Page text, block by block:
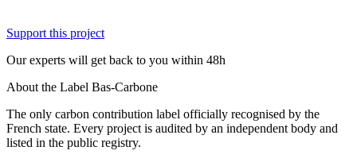
Support this project
Our experts will get back to you within 48h
About the Label Bas-Carbone
The only carbon contribution label officially recognised by the
French state. Every project is audited by an independent body and
listed in the public registry.